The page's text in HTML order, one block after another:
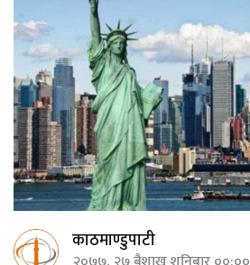
काठमाण्डुपाटी